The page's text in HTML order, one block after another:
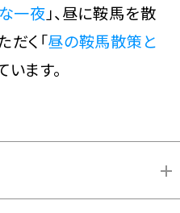
一夜」、昼に鞍馬を散
だく「昼の鞍馬散策と
います。